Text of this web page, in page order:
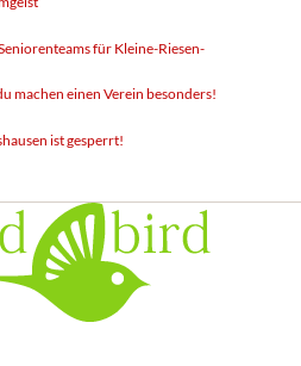
für Kleine-Riesen-
machen einen Verein besonders!
ist gesperrt!